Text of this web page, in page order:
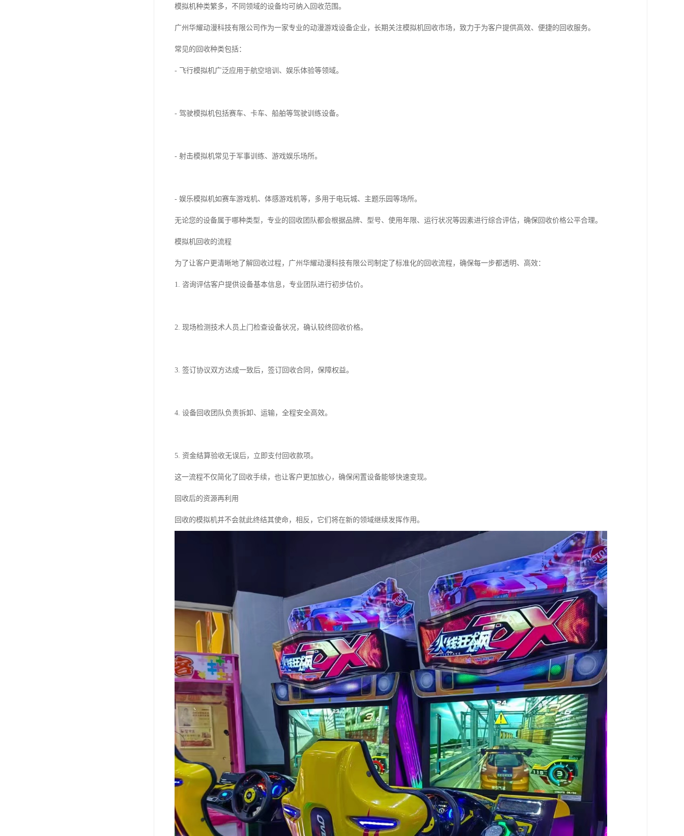
模拟机种类繁多，不同领域的设备均可纳入回收范围。
广州华耀动漫科技有限公司作为一家专业的动漫游戏设备企业，长期关注模拟机回收市场，致力于为客户提供高效、便捷的回收服务。
常见的回收种类包括：
- 飞行模拟机广泛应用于航空培训、娱乐体验等领域。
- 驾驶模拟机包括赛车、卡车、船舶等驾驶训练设备。
- 射击模拟机常见于军事训练、游戏娱乐场所。
- 娱乐模拟机如赛车游戏机、体感游戏机等，多用于电玩城、主题乐园等场所。
无论您的设备属于哪种类型，专业的回收团队都会根据品牌、型号、使用年限、运行状况等因素进行综合评估，确保回收价格公平合理。
模拟机回收的流程
为了让客户更清晰地了解回收过程，广州华耀动漫科技有限公司制定了标准化的回收流程，确保每一步都透明、高效：
1. 咨询评估客户提供设备基本信息，专业团队进行初步估价。
2. 现场检测技术人员上门检查设备状况，确认较终回收价格。
3. 签订协议双方达成一致后，签订回收合同，保障权益。
4. 设备回收团队负责拆卸、运输，全程安全高效。
5. 资金结算验收无误后，立即支付回收款项。
这一流程不仅简化了回收手续，也让客户更加放心，确保闲置设备能够快速变现。
回收后的资源再利用
回收的模拟机并不会就此终结其使命，相反，它们将在新的领域继续发挥作用。